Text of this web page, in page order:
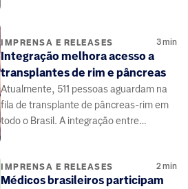
IMPRENSA E RELEASES 3min
Integração melhora acesso a
transplantes de rim e pâncreas
Atualmente, 511 pessoas aguardam na
fila de transplante de pâncreas-rim em
todo o Brasil. A integração entre
IMPRENSA E RELEASES 2min
Médicos brasileiros participam